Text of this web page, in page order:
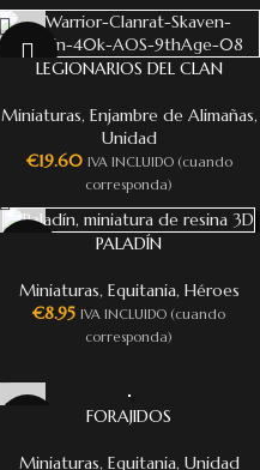
LEGIONARIOS DEL CLAN
Miniaturas, Enjambre de Alimañas,
Unidad
€19.60 IVA INCLUIDO (cuando
corresponda)
PALADÍN
Miniaturas, Equitania, Héroes
€8.95 IVA INCLUIDO (cuando
corresponda)
FORAJIDOS
Miniaturas, Equitania, Unidad